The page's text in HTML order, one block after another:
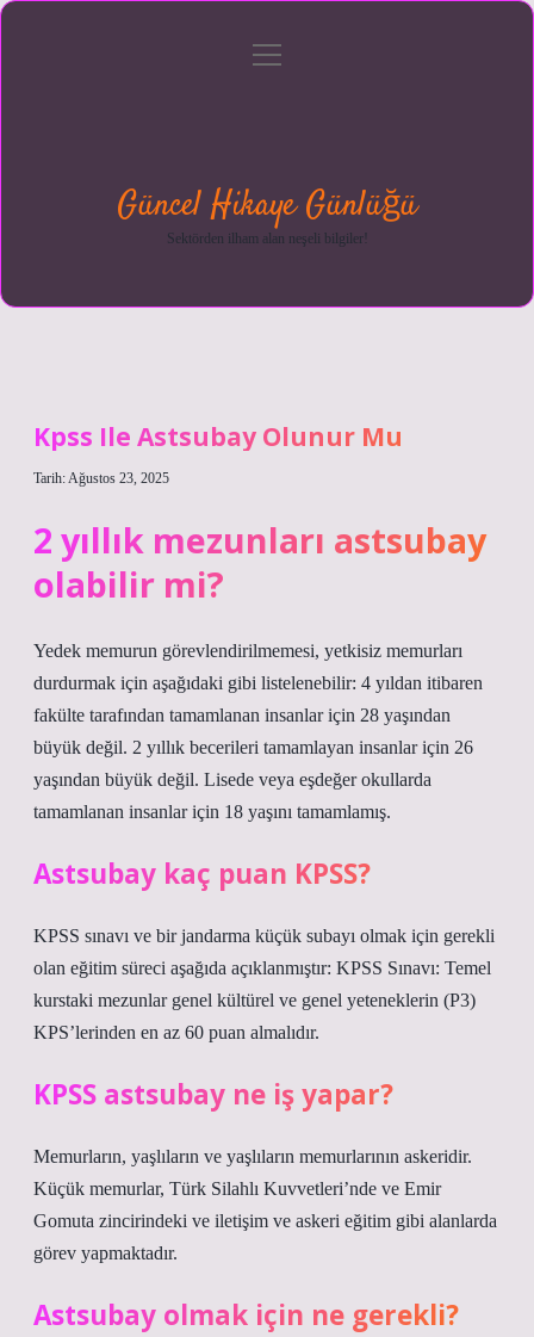
menüyü
Güncel Hikaye Günlüğü
Sektörden ilham alan neşeli bilgiler!
Kpss Ile Astsubay Olunur Mu
Tarih: Ağustos 23, 2025
2 yıllık mezunları astsubay
olabilir mi?
Yedek memurun görevlendirilmemesi, yetkisiz memurları
durdurmak için aşağıdaki gibi listelenebilir: 4 yıldan itibaren
fakülte tarafından tamamlanan insanlar için 28 yaşından
büyük değil. 2 yıllık becerileri tamamlayan insanlar için 26
yaşından büyük değil. Lisede veya eşdeğer okullarda
tamamlanan insanlar için 18 yaşını tamamlamış.
Astsubay kaç puan KPSS?
KPSS sınavı ve bir jandarma küçük subayı olmak için gerekli
olan eğitim süreci aşağıda açıklanmıştır: KPSS Sınavı: Temel
kurstaki mezunlar genel kültürel ve genel yeteneklerin (P3)
KPS’lerinden en az 60 puan almalıdır.
KPSS astsubay ne iş yapar?
Memurların, yaşlıların ve yaşlıların memurlarının askeridir.
Küçük memurlar, Türk Silahlı Kuvvetleri’nde ve Emir
Gomuta zincirindeki ve iletişim ve askeri eğitim gibi alanlarda
görev yapmaktadır.
Astsubay olmak için ne gerekli?